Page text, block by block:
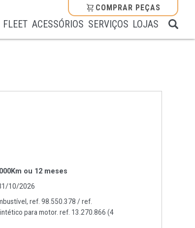
COMPRAR PEÇAS
FLEET ACESSÓRIOS SERVIÇOS LOJAS
ou 12 meses
10/2026
ref. 98.550.378 / ref.
para motor. ref. 13.270.866 (4